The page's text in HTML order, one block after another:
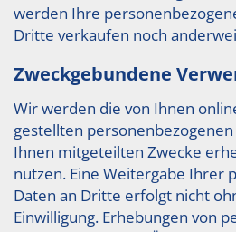
werden Ihre
Dritte verkaufen noch
Zweckgebundene
Wir werden die von Ihnen
gestellten
Ihnen mitgeteilten Zwecke
nutzen. Eine Weitergabe Ihrer
Daten an Dritte erfolgt nicht
Einwilligung. Erhebungen von